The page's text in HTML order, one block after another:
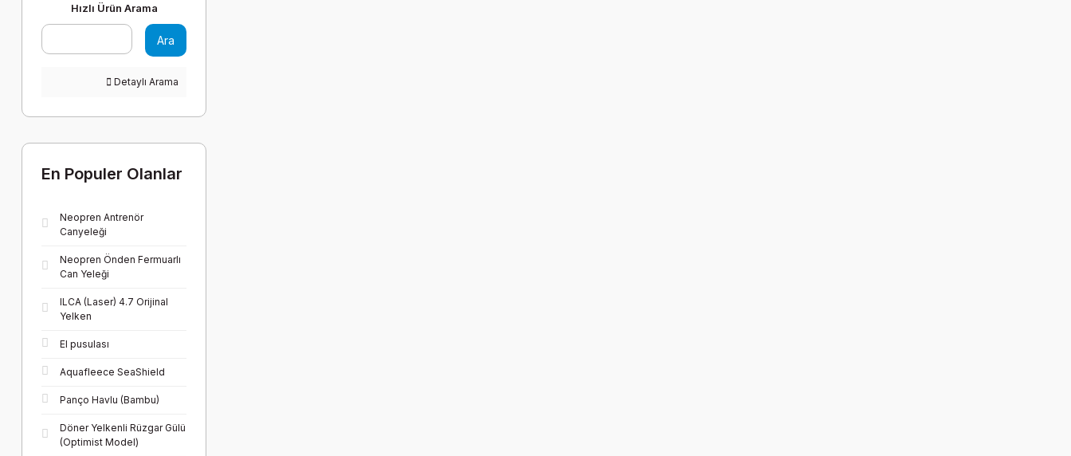
Hızlı Ürün Arama
Ara
Detaylı Arama
En Populer Olanlar
Neopren Antrenör
Canyeleği
Neopren Önden Fermuarlı
Can Yeleği
ILCA (Laser) 4.7 Orijinal
Yelken
El pusulası
Aquafleece SeaShield
Panço Havlu (Bambu)
Döner Yelkenli Rüzgar Gülü
(Optimist Model)